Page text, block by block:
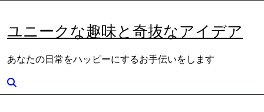
を
キ
ッ
プ
ユニークな趣味と奇抜なアイデア
あなたの日常をハッピーにするお手伝いをします